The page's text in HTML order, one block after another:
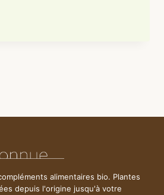
alimentaires bio. Plantes
depuis l'origine jusqu'à votre